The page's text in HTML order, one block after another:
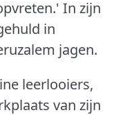
In zijn
in
jagen.
leerlooiers,
van zijn